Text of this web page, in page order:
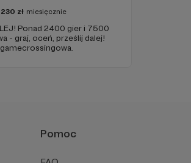
zł miesięcznie
Ponad 2400 gier i 7500
- graj, oceń, prześlij dalej!
Pomoc